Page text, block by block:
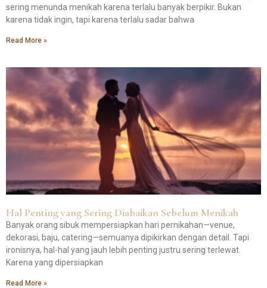
sering menunda menikah karena terlalu banyak berpikir. Bukan
karena tidak ingin, tapi karena terlalu sadar bahwa
Read More »
Hal Penting yang Sering Diabaikan Sebelum Menikah
Banyak orang sibuk mempersiapkan hari pernikahan—venue,
dekorasi, baju, catering—semuanya dipikirkan dengan detail. Tapi
ironisnya, hal-hal yang jauh lebih penting justru sering terlewat.
Karena yang dipersiapkan
Read More »